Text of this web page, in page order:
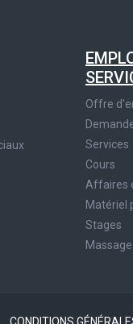
Offre
Services
Cours
Affaires
Matériel
Stages